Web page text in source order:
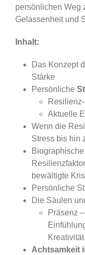
persönlichen Weg
Gelassenheit und
Inhalt:
Das Konzept
Stärke
Persönliche
Aktuelle
Wenn die
Stress bis hin
bewältigte
Persönliche
Die Säulen
Präsenz
Achtsamkeit